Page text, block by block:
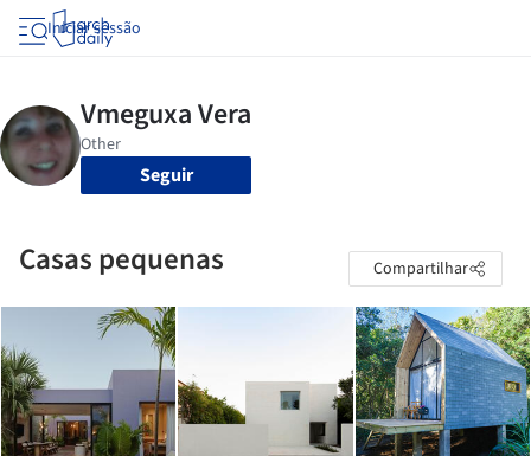
Iniciar sessão
Seguir
Casas pequenas Compartilhar